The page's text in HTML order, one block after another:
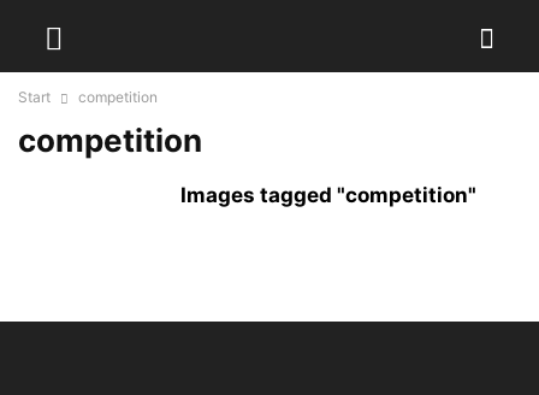
Start competition
competition
Images tagged "competition"